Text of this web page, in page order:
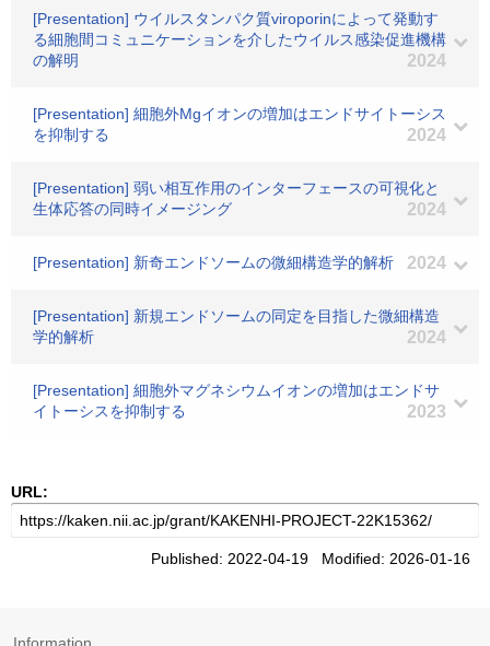
[Presentation] ウイルスタンパク質viroporinによって発動す
る細胞間コミュニケーションを介したウイルス感染促進機構
の解明
2024
[Presentation] 細胞外Mgイオンの増加はエンドサイトーシス
を抑制する
2024
[Presentation] 弱い相互作用のインターフェースの可視化と
生体応答の同時イメージング
2024
[Presentation] 新奇エンドソームの微細構造学的解析 2024
[Presentation] 新規エンドソームの同定を目指した微細構造
学的解析
2024
[Presentation] 細胞外マグネシウムイオンの増加はエンドサ
イトーシスを抑制する
2023
URL:
Published: 2022-04-19 Modified: 2026-01-16